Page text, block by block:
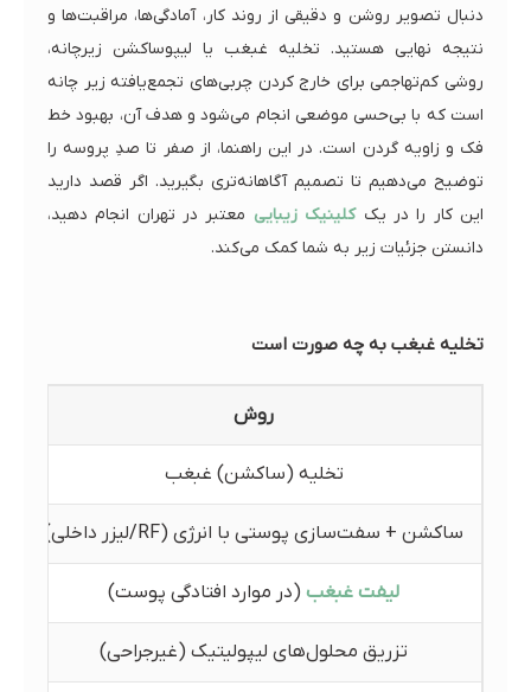
دنبال تصویر روشن و دقیقی از روند کار، آمادگی‌ها، مراقبت‌ها و
نتیجه نهایی هستید. تخلیه غبغب یا لیپوساکشن زیرچانه،
روشی کم‌تهاجمی برای خارج کردن چربی‌های تجمع‌یافته زیر چانه
است که با بی‌حسی موضعی انجام می‌شود و هدف آن، بهبود خط
فک و زاویه گردن است. در این راهنما، از صفر تا صدِ پروسه را
توضیح می‌دهیم تا تصمیم آگاهانه‌تری بگیرید. اگر قصد دارید
این کار را در یککلینیک زیبایی معتبر در تهران انجام دهید،
دانستن جزئیات زیر به شما کمک می‌کند.
تخلیه غبغب به چه صورت است
روش
تخلیه (ساکشن) غبغب
ساکشن + سفت‌سازی پوستی با انرژی (RF/لیزر داخلی)
لیفت غبغب (در موارد افتادگی پوست)
تزریق محلول‌های لیپولیتیک (غیرجراحی)